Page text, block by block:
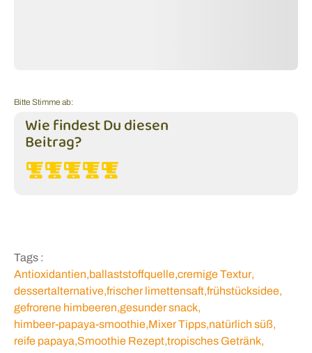
Bitte Stimme ab:
Wie findest Du diesen
Beitrag?
Tags :
Antioxidantien,ballaststoffquelle,cremige Textur,
dessertalternative,frischer limettensaft,frühstücksidee,
gefrorene himbeeren,gesunder snack,
himbeer-papaya-smoothie,Mixer Tipps,natürlich süß,
reife papaya,Smoothie Rezept,tropisches Getränk,